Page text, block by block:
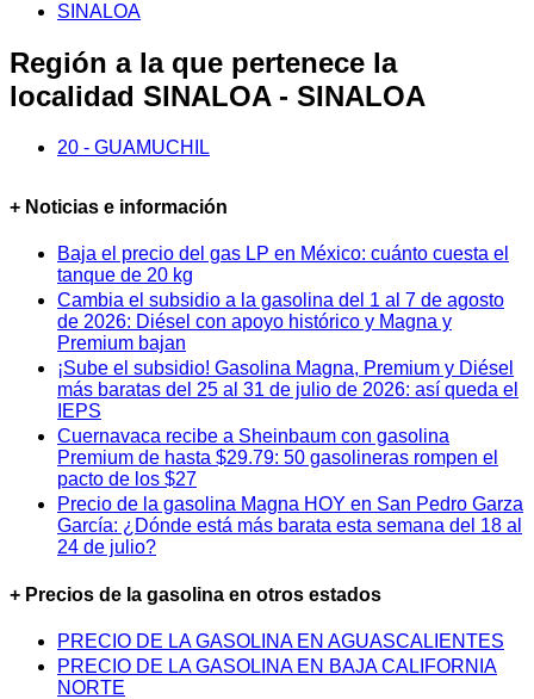
SINALOA
Región a la que pertenece la
localidad SINALOA - SINALOA
20 - GUAMUCHIL
+ Noticias e información
Baja el precio del gas LP en México: cuánto cuesta el
tanque de 20 kg
Cambia el subsidio a la gasolina del 1 al 7 de agosto
de 2026: Diésel con apoyo histórico y Magna y
Premium bajan
¡Sube el subsidio! Gasolina Magna, Premium y Diésel
más baratas del 25 al 31 de julio de 2026: así queda el
IEPS
Cuernavaca recibe a Sheinbaum con gasolina
Premium de hasta $29.79: 50 gasolineras rompen el
pacto de los $27
Precio de la gasolina Magna HOY en San Pedro Garza
García: ¿Dónde está más barata esta semana del 18 al
24 de julio?
+ Precios de la gasolina en otros estados
PRECIO DE LA GASOLINA EN AGUASCALIENTES
PRECIO DE LA GASOLINA EN BAJA CALIFORNIA
NORTE